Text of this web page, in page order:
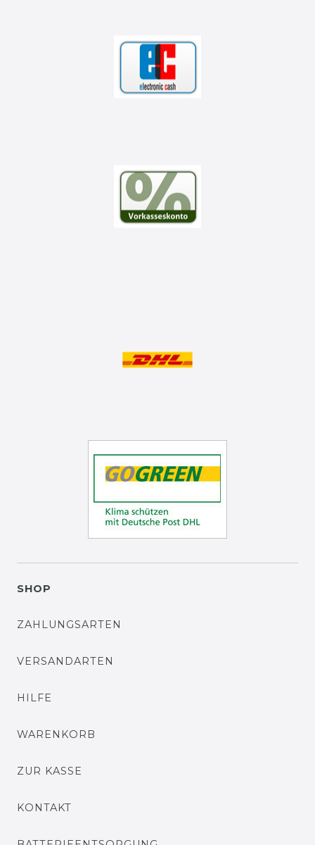
SHOP
ZAHLUNGSARTEN
VERSANDARTEN
HILFE
WARENKORB
ZUR KASSE
KONTAKT